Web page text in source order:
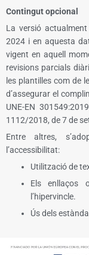
Contingut opcional
La versió
2024 i en aquesta
vigent en aquell
revisions parcials
les plantilles com de
d’assegurar el
UNE-EN
1112/2018, de 7 de
Entre altres,
l’accessibilitat:
Utilització de
Els enllaços
l’hipervincle.
Ús dels